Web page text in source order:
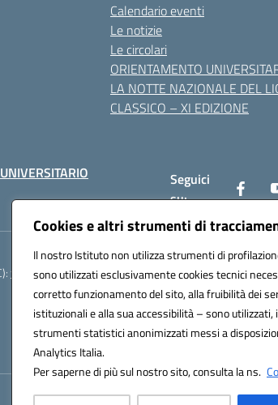
Cookies e altri strumenti di
Il nostro Istituto non utilizza strumenti di
sono utilizzati esclusivamente cookies tecnici
corretto funzionamento del sito, alla fruibilità dei
istituzionali e alla sua accessibilità – sono utilizzati,
strumenti statistici anonimizzati messi a
Analytics Italia.
Per saperne di più sul nostro sito, consulta la ns.
Calendario eventi
Le notizie
Le circolari
ORIENTAMENTO
LA NOTTE NAZIONALE DEL
CLASSICO – XI EDIZIONE
Seguici
su:
fgps210002@pec.istruzione.it